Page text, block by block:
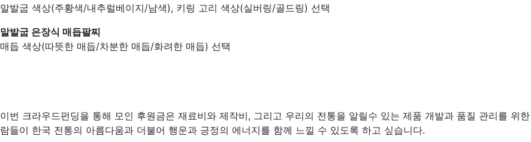
말발굽 색상(주황색/내추럴베이지/남색), 키링 고리 색상(실버링/골드링) 선택
말발굽 은장식 매듭팔찌
매듭 색상(따뜻한 매듭/차분한 매듭/화려한 매듭) 선택
이번 크라우드펀딩을 통해 모인 후원금은 재료비와 제작비, 그리고 우리의 전통을 알릴수 있는 제품 개발과 품질 관리를 위
람들이 한국 전통의 아름다움과 더불어 행운과 긍정의 에너지를 함께 느낄 수 있도록 하고 싶습니다.